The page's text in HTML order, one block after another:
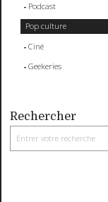
Podcast
Pop culture
Ciné
Geekeries
Rechercher